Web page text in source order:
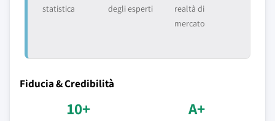
statistica
degli esperti
realtà di
mercato
Fiducia & Credibilità
10+ A+